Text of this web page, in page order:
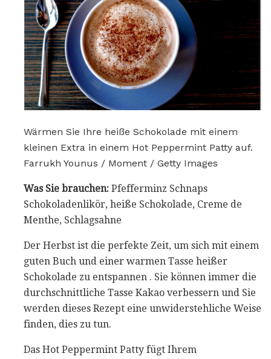
Wärmen Sie Ihre heiße Schokolade mit einem
kleinen Extra in einem Hot Peppermint Patty auf.
Farrukh Younus / Moment / Getty Images
Was Sie brauchen: Pfefferminz Schnaps
Schokoladenlikör, heiße Schokolade, Creme de
Menthe, Schlagsahne
Der Herbst ist die perfekte Zeit, um sich mit einem
guten Buch und einer warmen Tasse heißer
Schokolade zu entspannen . Sie können immer die
durchschnittliche Tasse Kakao verbessern und Sie
werden dieses Rezept eine unwiderstehliche Weise
finden, dies zu tun.
Das Hot Peppermint Patty fügt Ihrem